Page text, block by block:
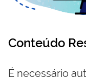
Conteúdo
É necessário